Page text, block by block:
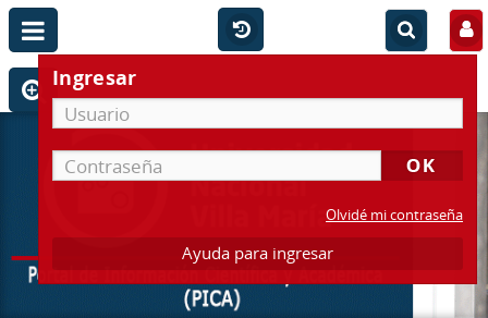
Ingresar
Olvidé mi contraseña
Ayuda para ingresar